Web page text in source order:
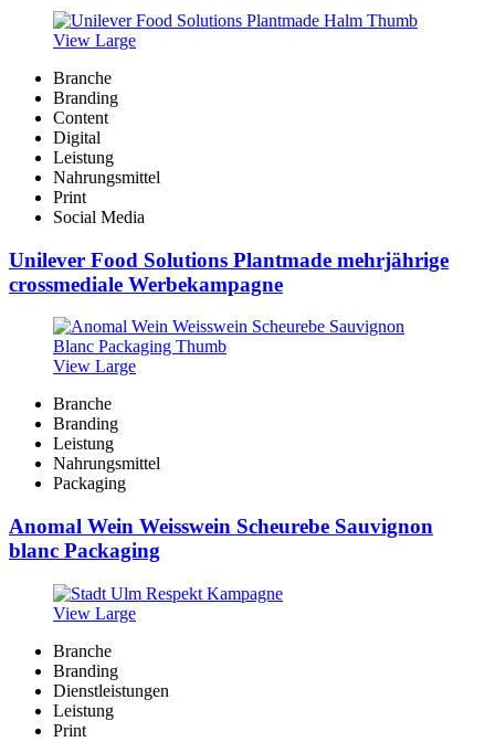
View Large
Branche
Branding
Content
Digital
Leistung
Nahrungsmittel
Print
Social Media
Unilever Food Solutions Plantmade mehrjährige
crossmediale Werbekampagne
View Large
Branche
Branding
Leistung
Nahrungsmittel
Packaging
Anomal Wein Weisswein Scheurebe Sauvignon
blanc Packaging
View Large
Branche
Branding
Dienstleistungen
Leistung
Print